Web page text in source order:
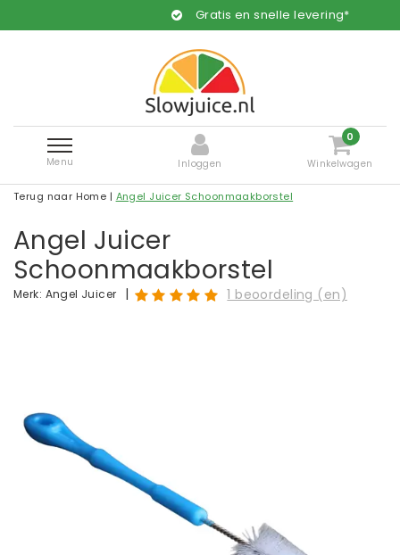
Gratis en snelle levering*
Menu Inloggen
0
Winkelwagen
Terug naar Home | Angel Juicer Schoonmaakborstel
Angel Juicer
Schoonmaakborstel
Merk: Angel Juicer | 1 beoordeling (en)